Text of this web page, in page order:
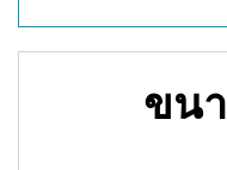
ขน